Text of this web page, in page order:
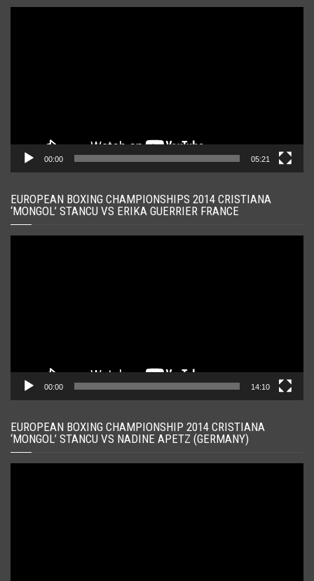
00:00 05:21
EUROPEAN BOXING CHAMPIONSHIPS 2014 CRISTIANA
‘MONGOL’ STANCU VS ERIKA GUERRIER FRANCE
00:00 14:10
EUROPEAN BOXING CHAMPIONSHIP 2014 CRISTIANA
‘MONGOL’ STANCU VS NADINE APETZ (GERMANY)